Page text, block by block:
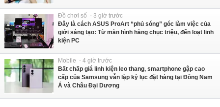
Đồ chơi số - 3 giờ trước
Đây là cách ASUS ProArt “phủ sóng” góc làm việc của
giới sáng tạo: Từ màn hình hàng chục triệu, đến loạt linh
kiện PC
Mobile - 4 giờ trước
Bất chấp giá linh kiện leo thang, smartphone gập cao
cấp của Samsung vẫn lập kỷ lục đặt hàng tại Đông Nam
Á và Châu Đại Dương